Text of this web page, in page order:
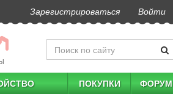
Зарегистрироваться Войти
ПОКУПКИ ФОРУМ